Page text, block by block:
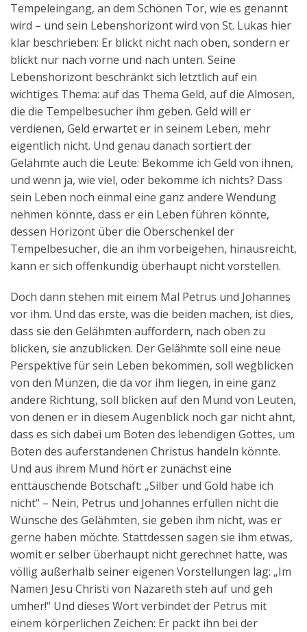
Tempeleingang, an dem Schönen Tor, wie es genannt
wird – und sein Lebenshorizont wird von St. Lukas hier
klar beschrieben: Er blickt nicht nach oben, sondern er
blickt nur nach vorne und nach unten. Seine
Lebenshorizont beschränkt sich letztlich auf ein
wichtiges Thema: auf das Thema Geld, auf die Almosen,
die die Tempelbesucher ihm geben. Geld will er
verdienen, Geld erwartet er in seinem Leben, mehr
eigentlich nicht. Und genau danach sortiert der
Gelähmte auch die Leute: Bekomme ich Geld von ihnen,
und wenn ja, wie viel, oder bekomme ich nichts? Dass
sein Leben noch einmal eine ganz andere Wendung
nehmen könnte, dass er ein Leben führen könnte,
dessen Horizont über die Oberschenkel der
Tempelbesucher, die an ihm vorbeigehen, hinausreicht,
kann er sich offenkundig überhaupt nicht vorstellen.
Doch dann stehen mit einem Mal Petrus und Johannes
vor ihm. Und das erste, was die beiden machen, ist dies,
dass sie den Gelähmten auffordern, nach oben zu
blicken, sie anzublicken. Der Gelähmte soll eine neue
Perspektive für sein Leben bekommen, soll wegblicken
von den Münzen, die da vor ihm liegen, in eine ganz
andere Richtung, soll blicken auf den Mund von Leuten,
von denen er in diesem Augenblick noch gar nicht ahnt,
dass es sich dabei um Boten des lebendigen Gottes, um
Boten des auferstandenen Christus handeln könnte.
Und aus ihrem Mund hört er zunächst eine
enttäuschende Botschaft: „Silber und Gold habe ich
nicht“ – Nein, Petrus und Johannes erfüllen nicht die
Wünsche des Gelähmten, sie geben ihm nicht, was er
gerne haben möchte. Stattdessen sagen sie ihm etwas,
womit er selber überhaupt nicht gerechnet hatte, was
völlig außerhalb seiner eigenen Vorstellungen lag: „Im
Namen Jesu Christi von Nazareth steh auf und geh
umher!“ Und dieses Wort verbindet der Petrus mit
einem körperlichen Zeichen: Er packt ihn bei der